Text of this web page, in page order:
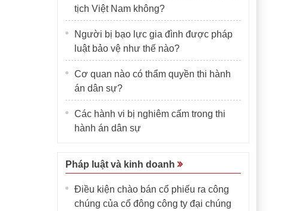
tịch Việt Nam không?
Người bị bạo lực gia đình được pháp
luật bảo vệ như thế nào?
Cơ quan nào có thẩm quyền thi hành
án dân sự?
Các hành vi bị nghiêm cấm trong thi
hành án dân sự
Pháp luật và kinh doanh
Điều kiện chào bán cổ phiếu ra công
chúng của cổ đông công ty đại chúng